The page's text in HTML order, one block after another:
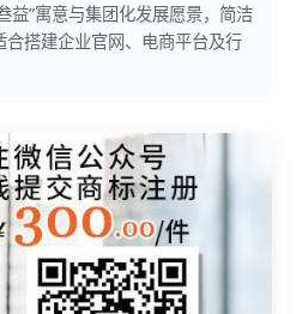
”寓意与集团化发展愿景，简洁
搭建企业官网、电商平台及行